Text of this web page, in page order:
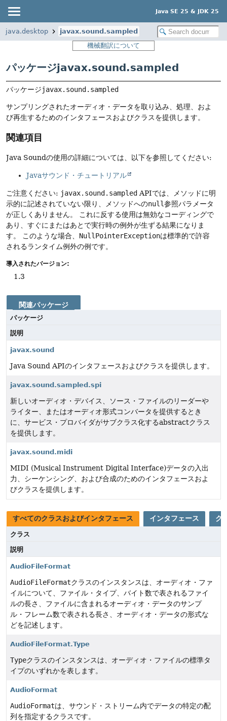
Java SE 25 & JDK 25
java.desktop
javax.sound.sampled
機械翻訳について
パッケージjavax.sound.sampled
パッケージjavax.sound.sampled
サンプリングされたオーディオ・データを取り込み、処理、およ
び再生するためのインタフェースおよびクラスを提供します。
関連項目
Java Soundの使用の詳細については、以下を参照してください:
Javaサウンド・チュートリアル
ご注意ください: javax.sound.sampled APIでは、メソッドに明
示的に記述されていない限り、メソッドへのnull参照パラメータ
が正しくありません。
これに反する使用は無効なコーディングで
あり、すぐにまたはあとで実行時の例外が生ずる結果になりま
す。
このような場合、 NullPointerExceptionは標準的で許容
されるランタイム例外の例です。
導入されたバージョン:
1.3
関連パッケージ
パッケージ
説明
javax.sound
Java Sound APIのインタフェースおよびクラスを提供します。
javax.sound.sampled.spi
新しいオーディオ・デバイス、ソース・ファイルのリーダーや
ライター、またはオーディオ形式コンバータを提供するとき
に、サービス・プロバイダがサブクラス化するabstractクラス
を提供します。
javax.sound.midi
MIDI (Musical Instrument Digital Interface)データの入出
力、シーケンシング、および合成のためのインタフェースおよ
びクラスを提供します。
すべてのクラスおよびインタフェース インタフェース ク
クラス
説明
AudioFileFormat
AudioFileFormatクラスのインスタンスは、オーディオ・ファ
イルについて、ファイル・タイプ、バイト数で表されるファイ
ルの長さ、ファイルに含まれるオーディオ・データのサンプ
ル・フレーム数で表される長さ、オーディオ・データの形式な
どを記述します。
AudioFileFormat.Type
Typeクラスのインスタンスは、オーディオ・ファイルの標準タ
イプのいずれかを表します。
AudioFormat
AudioFormatは、サウンド・ストリーム内でデータの特定の配
列を指定するクラスです。